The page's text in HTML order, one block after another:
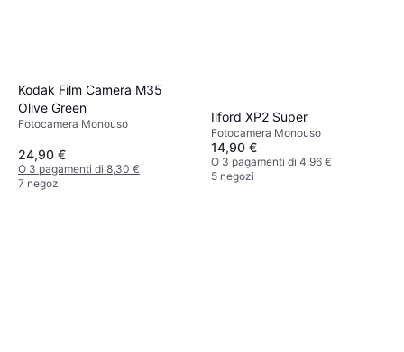
Kodak Film Camera M35
Olive Green
Fotocamera Monouso
24,90 €
O 3 pagamenti di 8,30 €
7 negozi
Ilford XP2 Super
Fotocamera Monouso
14,90 €
O 3 pagamenti di 4,96 €
5 negozi